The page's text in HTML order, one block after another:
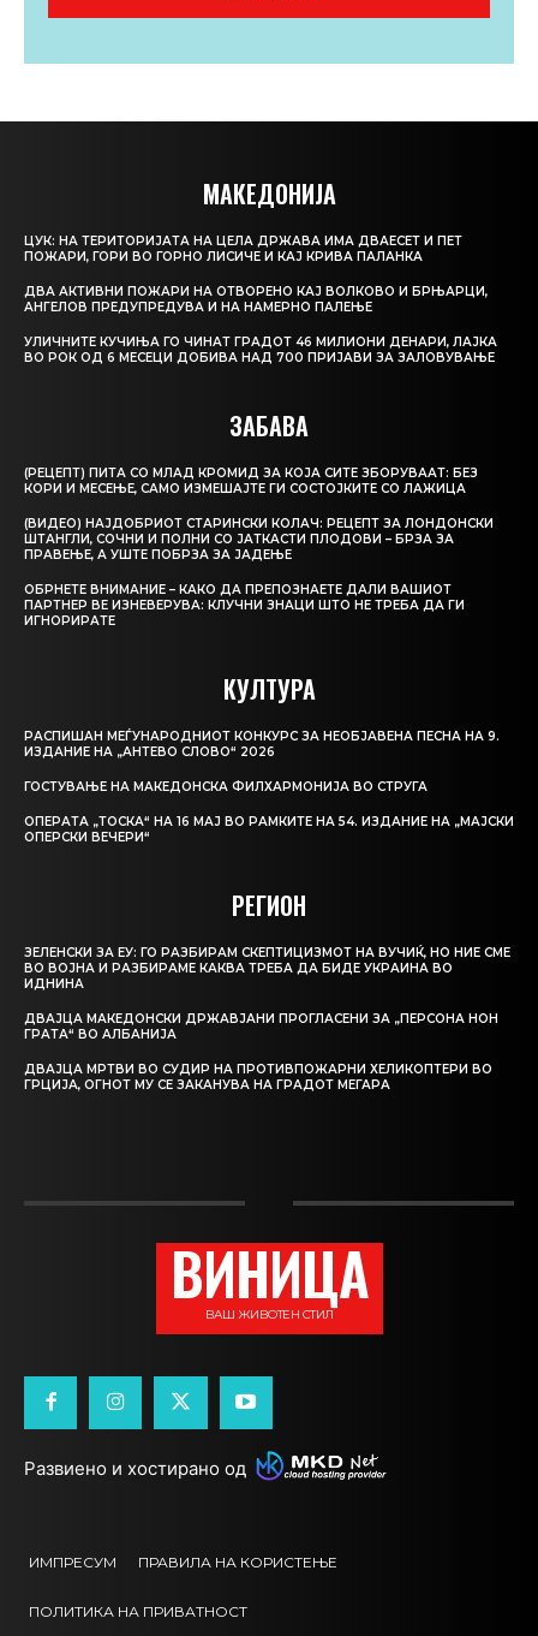
МАКЕДОНИЈА
ЦУК: НА ТЕРИТОРИЈАТА НА ЦЕЛА ДРЖАВА ИМА ДВАЕСЕТ И ПЕТ
ПОЖАРИ, ГОРИ ВО ГОРНО ЛИСИЧЕ И КАЈ КРИВА ПАЛАНКА
ДВА АКТИВНИ ПОЖАРИ НА ОТВОРЕНО КАЈ ВОЛКОВО И БРЊАРЦИ,
АНГЕЛОВ ПРЕДУПРЕДУВА И НА НАМЕРНО ПАЛЕЊЕ
УЛИЧНИТЕ КУЧИЊА ГО ЧИНАТ ГРАДОТ 46 МИЛИОНИ ДЕНАРИ, ЛАЈКА
ВО РОК ОД 6 МЕСЕЦИ ДОБИВА НАД 700 ПРИЈАВИ ЗА ЗАЛОВУВАЊЕ
ЗАБАВА
(РЕЦЕПТ) ПИТА СО МЛАД КРОМИД ЗА КОЈА СИТЕ ЗБОРУВААТ: БЕЗ
КОРИ И МЕСЕЊЕ, САМО ИЗМЕШАЈТЕ ГИ СОСТОЈКИТЕ СО ЛАЖИЦА
(ВИДЕО) НАЈДОБРИОТ СТАРИНСКИ КОЛАЧ: РЕЦЕПТ ЗА ЛОНДОНСКИ
ШТАНГЛИ, СОЧНИ И ПОЛНИ СО ЈАТКАСТИ ПЛОДОВИ – БРЗА ЗА
ПРАВЕЊЕ, А УШТЕ ПОБРЗА ЗА ЈАДЕЊЕ
ОБРНЕТЕ ВНИМАНИЕ – КАКО ДА ПРЕПОЗНАЕТЕ ДАЛИ ВАШИОТ
ПАРТНЕР ВЕ ИЗНЕВЕРУВА: КЛУЧНИ ЗНАЦИ ШТО НЕ ТРЕБА ДА ГИ
ИГНОРИРАТЕ
КУЛТУРА
РАСПИШАН МЕЃУНАРОДНИОТ КОНКУРС ЗА НЕОБЈАВЕНА ПЕСНА НА 9.
ИЗДАНИЕ НА „АНТЕВО СЛОВО“ 2026
ГОСТУВАЊЕ НА МАКЕДОНСКА ФИЛХАРМОНИЈА ВО СТРУГА
ОПЕРАТА „ТОСКА“ НА 16 МАЈ ВО РАМКИТЕ НА 54. ИЗДАНИЕ НА „МАЈСКИ
ОПЕРСКИ ВЕЧЕРИ“
РЕГИОН
ЗЕЛЕНСКИ ЗА ЕУ: ГО РАЗБИРАМ СКЕПТИЦИЗМОТ НА ВУЧИЌ, НО НИЕ СМЕ
ВО ВОЈНА И РАЗБИРАМЕ КАКВА ТРЕБА ДА БИДЕ УКРАИНА ВО
ИДНИНА
ДВАЈЦА МАКЕДОНСКИ ДРЖАВЈАНИ ПРОГЛАСЕНИ ЗА „ПЕРСОНА НОН
ГРАТА“ ВО АЛБАНИЈА
ДВАЈЦА МРТВИ ВО СУДИР НА ПРОТИВПОЖАРНИ ХЕЛИКОПТЕРИ ВО
ГРЦИЈА, ОГНОТ МУ СЕ ЗАКАНУВА НА ГРАДОТ МЕГАРА
ВИНИЦА
ВАШ ЖИВОТЕН СТИЛ
Развиено и хостирано од
ИМПРЕСУМ ПРАВИЛА НА КОРИСТЕЊЕ
ПОЛИТИКА НА ПРИВАТНОСТ